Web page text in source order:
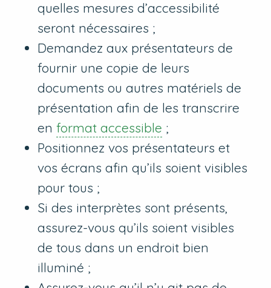
quelles mesures d’accessibilité
seront nécessaires ;
Demandez aux présentateurs de
fournir une copie de leurs
documents ou autres matériels de
présentation afin de les transcrire
enformat accessible ;
Positionnez vos présentateurs et
vos écrans afin qu’ils soient visibles
pour tous ;
Si des interprètes sont présents,
assurez-vous qu’ils soient visibles
de tous dans un endroit bien
illuminé ;